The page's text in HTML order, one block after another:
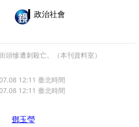
政治社會
頭慘遭刺殺亡。（本刊資料室）
12:11 臺北時間
12:11 臺北時間
鄧玉瑩